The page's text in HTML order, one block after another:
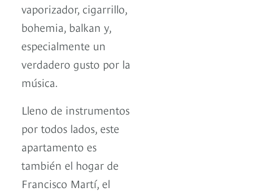
vaporizador, cigarrillo,
bohemia, balkan y,
especialmente un
verdadero gusto por la
música.
Lleno de instrumentos
por todos lados, este
apartamento es
también el hogar de
Francisco Martí, el